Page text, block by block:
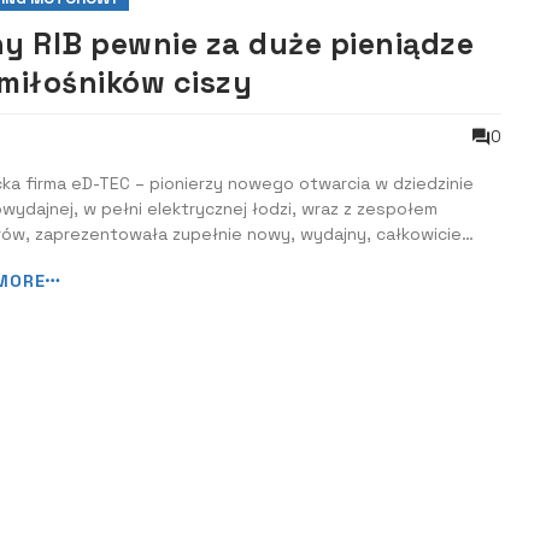
RIB pewnie za duże pieniądze
ciszy
0
firma eD-TEC – pionierzy nowego otwarcia w dziedzinie
w pełni elektrycznej łodzi, wraz z zespołem
zaprezentowała zupełnie nowy, wydajny, całkowicie